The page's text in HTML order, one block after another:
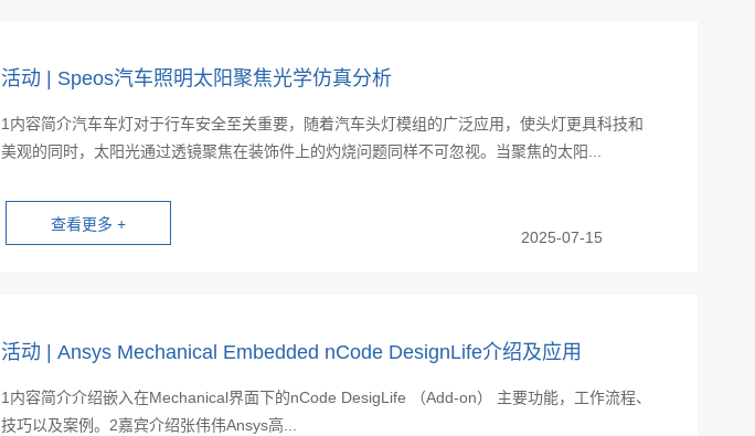
活动 | Speos汽车照明太阳聚焦光学仿真分析
1内容简介汽车车灯对于行车安全至关重要，随着汽车头灯模组的广泛应用，使头灯更具科技和
美观的同时，太阳光通过透镜聚焦在装饰件上的灼烧问题同样不可忽视。当聚焦的太阳...
2025-07-15
活动 | Ansys Mechanical Embedded nCode DesignLife介绍及应用
1内容简介介绍嵌入在Mechanical界面下的nCode DesigLife （Add-on） 主要功能，工作流程、
技巧以及案例。2嘉宾介绍张伟伟Ansys高...